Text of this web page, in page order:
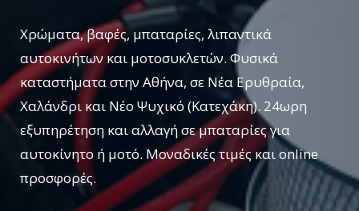
Χρώματα, βαφές, μπαταρίες, λιπαντικά
αυτοκινήτων και μοτοσυκλετών. Φυσικά
καταστήματα στην Αθήνα, σε Νέα Ερυθραία,
Χαλάνδρι και Νέο Ψυχικό (Κατεχάκη). 24ωρη
εξυπηρέτηση και αλλαγή σε μπαταρίες για
αυτοκίνητο ή μοτό. Μοναδικές τιμές και online
προσφορές.